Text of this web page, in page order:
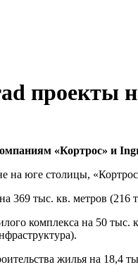
проекты
«Кортрос» и
юге столицы,
369 тыс. кв. метров
комплекса на 50
жилья на 18,4